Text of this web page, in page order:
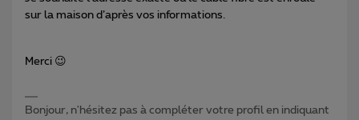
sur la maison d’après vos informations.
Merci 😉
Bonjour, n'hésitez pas à compléter votre profil en indiquant